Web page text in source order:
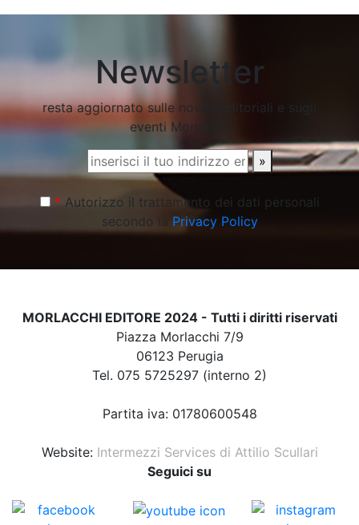
Newsletter
resta aggiornato sulle novità editoriali e sugli
eventi Morlacchi
»
* Autorizzo il trattamento dei dati personali
secondo la Privacy Policy
MORLACCHI EDITORE 2024 - Tutti i diritti riservati
Piazza Morlacchi 7/9
06123 Perugia
Tel. 075 5725297 (interno 2)
Partita iva: 01780600548
Website: Intermezzi Services di Attilio Scullari
Seguici su